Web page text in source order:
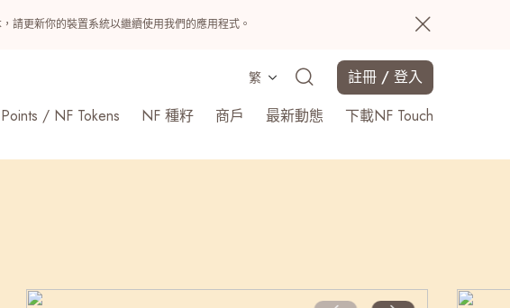
請更新你的裝置系統以繼續使用我們的應用程式。
繁
註冊 / 登入
/ NF Tokens NF 種籽 商戶 最新動態 下載NF Touch